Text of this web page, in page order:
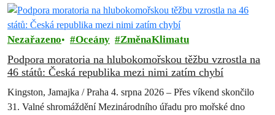
Nezařazeno Oceány ZměnaKlimatu
Podpora moratoria na hlubokomořskou těžbu vzrostla na
46 států: Česká republika mezi nimi zatím chybí
Kingston, Jamajka / Praha 4. srpna 2026 – Přes víkend skončilo
31. Valné shromáždění Mezinárodního úřadu pro mořské dno